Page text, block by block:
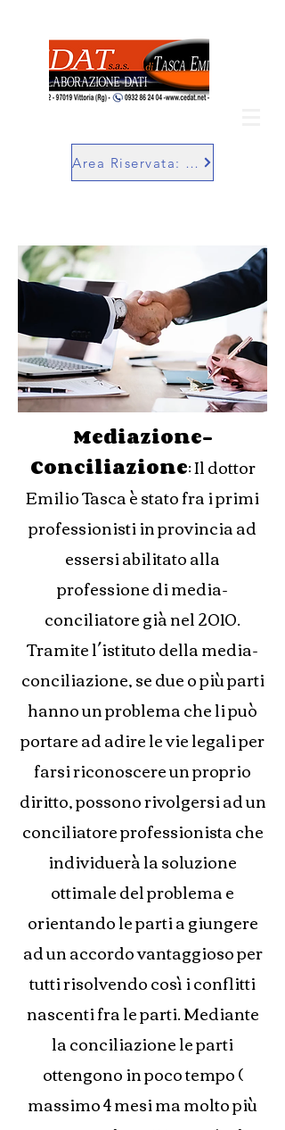
Area Riservata: SuperBill
Mediazione-
Conciliazione: Il dottor
Emilio Tasca è stato fra i primi
professionisti in provincia ad
essersi abilitato alla
professione di media-
conciliatore già nel 2010.
Tramite l´istituto della media-
conciliazione, se due o più parti
hanno un problema che li può
portare ad adire le vie legali per
farsi riconoscere un proprio
diritto, possono rivolgersi ad un
conciliatore professionista che
individuerà la soluzione
ottimale del problema e
orientando le parti a giungere
ad un accordo vantaggioso per
tutti risolvendo così i conflitti
nascenti fra le parti. Mediante
la conciliazione le parti
ottengono in poco tempo (
massimo 4 mesi ma molto più